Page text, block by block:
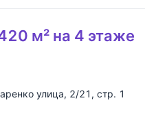
м² на 4 этаже
улица, 2/21, стр. 1